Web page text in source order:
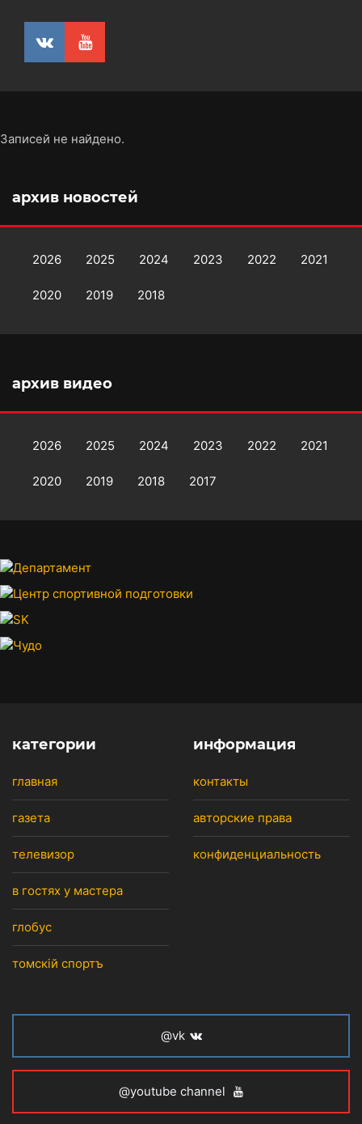
Записей не найдено.
архив новостей
2026 2025 2024 2023 2022 2021
2020 2019 2018
архив видео
2026 2025 2024 2023 2022 2021
2020 2019 2018 2017
категории
главная
газета
телевизор
в гостях у мастера
глобус
томскiй спортъ
информация
контакты
авторские права
конфиденциальность
@vk
@youtube channel